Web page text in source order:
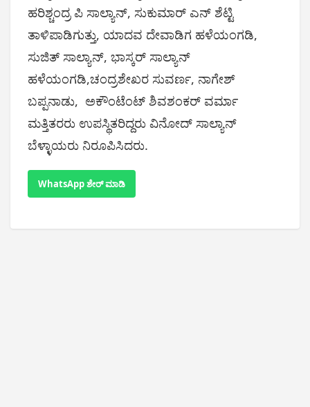
ಹರಿಶ್ಚಂದ್ರ ಪಿ ಸಾಲ್ಯಾನ್, ಸುಕುಮಾರ್ ಎನ್ ಶೆಟ್ಟಿ
ತಾಳಿಪಾಡಿಗುತ್ತು, ಯಾದವ ದೇವಾಡಿಗ ಹಳೆಯಂಗಡಿ,
ಸುಜಿತ್ ಸಾಲ್ಯಾನ್, ಭಾಸ್ಕರ್ ಸಾಲ್ಯಾನ್
ಹಳೆಯಂಗಡಿ,ಚಂದ್ರಶೇಖರ ಸುವರ್ಣ, ನಾಗೇಶ್
ಬಪ್ಪನಾಡು, ಅಕೌಂಟೆಂಟ್ ಶಿವಶಂಕರ್ ವರ್ಮಾ
ಮತ್ತಿತರರು ಉಪಸ್ಥಿತರಿದ್ದರು ವಿನೋದ್ ಸಾಲ್ಯಾನ್
ಬೆಳ್ಳಾಯರು ನಿರೂಪಿಸಿದರು.
WhatsApp ಶೇರ್ ಮಾಡಿ